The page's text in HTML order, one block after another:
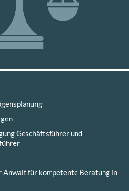
Geschäftsführer und
Anwalt für kompetente Beratung in